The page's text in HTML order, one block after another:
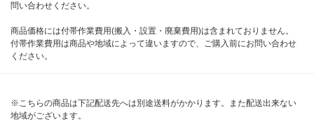
問い合わせください。
商品価格には付帯作業費用(搬入・設置・廃棄費用)は含まれておりません。
付帯作業費用は商品や地域によって違いますので、ご購入前にお問い合わせ
ください。
※こちらの商品は下記配送先へは別途送料がかかります。また配送出来ない
地域がございます。